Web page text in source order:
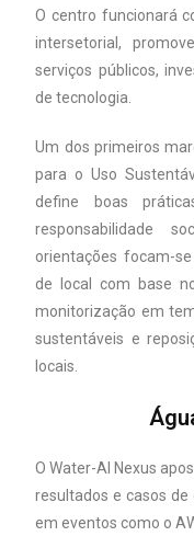
O centro funcionará
intersetorial,
serviços públicos,
de tecnologia.
Um dos primeiros
para o Uso
define boas
responsabilidade
orientações focam-
de local com base
monitorização em
sustentáveis e
locais.
O Water-AI Nexus
resultados e casos
em eventos como o